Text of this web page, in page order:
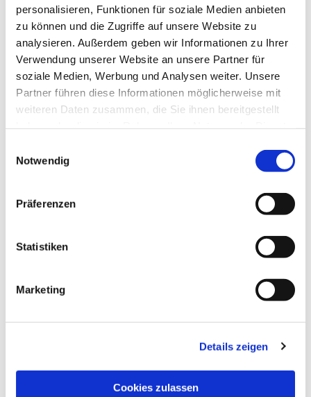
personalisieren, Funktionen für soziale Medien anbieten
zu können und die Zugriffe auf unsere Website zu
analysieren. Außerdem geben wir Informationen zu Ihrer
Verwendung unserer Website an unsere Partner für
soziale Medien, Werbung und Analysen weiter. Unsere
Partner führen diese Informationen möglicherweise mit
weiteren Daten zusammen, die Sie ihnen bereitgestellt
Notwendig
Präferenzen
Statistiken
Marketing
Details zeigen
Cookies zulassen
Stadtteilzentrum Vorderer Westen,
Elfbuchenstr. 3, 34119 Kassel
gemütliche Zeit
Unser Kuchen ist selbst gebacken, der Kaffee bio-
Wer hat Lust und Zeit uns zu helfen?